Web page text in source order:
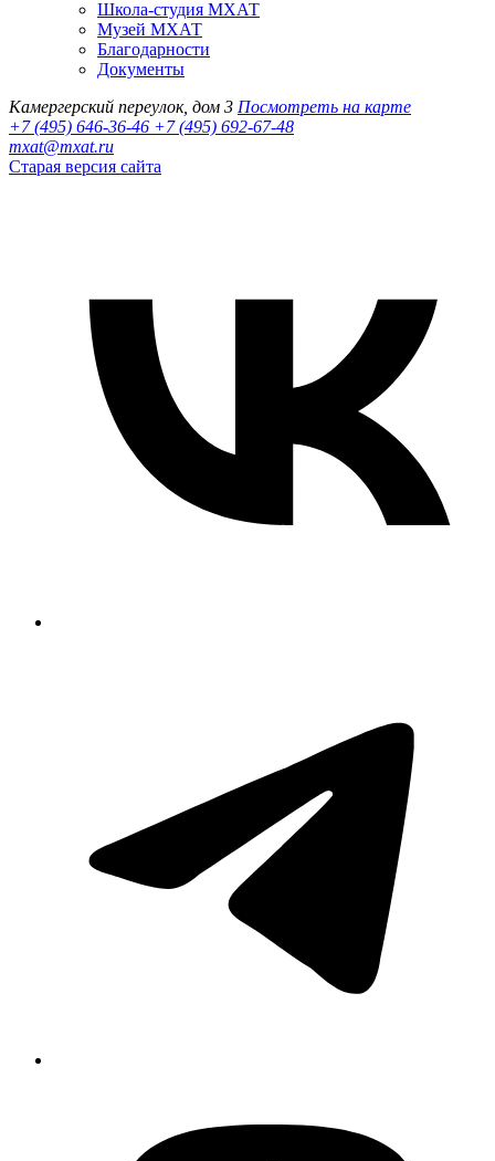
Школа-студия МХАТ
Музей МХАТ
Благодарности
Документы
Камергерский переулок, дом 3 Посмотреть на карте
+7 (495) 646-36-46 +7 (495) 692-67-48‬
mxat@mxat.ru
Старая версия сайта